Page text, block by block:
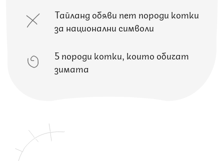
Тайланд обяви пет породи котки
за национални символи
5 породи котки, които обичат
зимата